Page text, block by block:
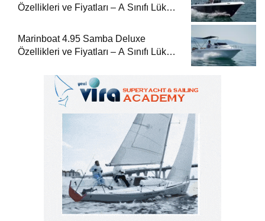
Özellikleri ve Fiyatları – A Sınıfı Lüks
Marinboat 4.95 Samba Deluxe
Özellikleri ve Fiyatları – A Sınıfı Lüks